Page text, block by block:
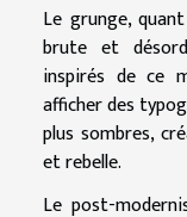
Le grunge,
brute et
inspirés de ce
afficher des
plus sombres,
et rebelle.
Le post-